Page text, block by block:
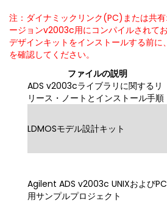
注：ダイナミックリンク(PC)または共
ージョンv2003c用にコンパイルされて
デザインキットをインストールする前
を確認してください。
ファイルの説明
ADS v2003cライブラリに関するリ
リース・ノートとインストール手順
LDMOSモデル設計キット
Agilent ADS v2003c UNIXおよびPC
用サンプルプロジェクト